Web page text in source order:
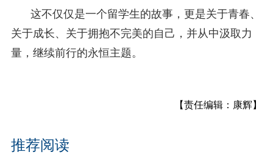
这不仅仅是一个留学生的故事，更是关于青春、
关于成长、关于拥抱不完美的自己，并从中汲取力
量，继续前行的永恒主题。
【责任编辑：康辉】
推荐阅读